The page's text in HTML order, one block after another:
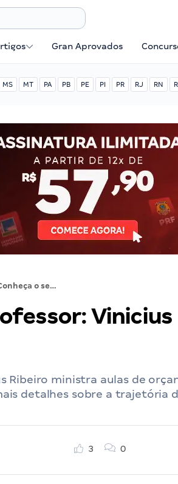
Gran Aprovados
MS MT PA PB PE PI PR RJ RN
Conheça o seu professor: Vinicius Ribeiro, Consultor da CD!
Vinicius
Ribeiro ministra aulas de
detalhes sobre a trajetória
3 0